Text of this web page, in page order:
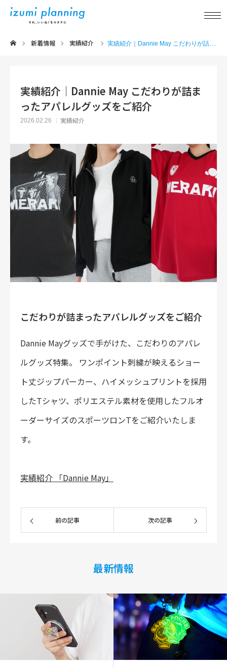
新着情報 実績紹介 実績紹介｜Dannie May こだわりが詰まったアパレルグッズをご紹介
実績紹介｜Dannie May こだわりが詰ま
ったアパレルグッズをご紹介
2026.02.26 実績紹介
こだわりが詰まったアパレルグッズをご紹介
Dannie Mayグッズで手がけた、こだわりのアパレ
ルグッズ特集。 ワンポイント刺繍が映えるショー
ト丈ジップパーカー、ハイメッシュプリントを採用
したTシャツ、ポリエステル素材を使用したフルオ
ーダーサイズのスポーツロンTをご紹介いたしま
す。
実績紹介 「Dannie May」
前の記事 次の記事
最新情報
新着情報
実績紹介
企業情報